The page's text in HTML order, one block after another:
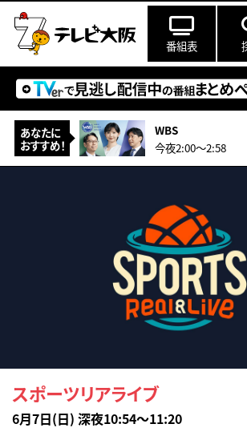
番組表
あなたに
おすすめ！
WBS
今夜2:00〜2:58
スポーツリアライブ
6月7日(日) 深夜10:54～11:20